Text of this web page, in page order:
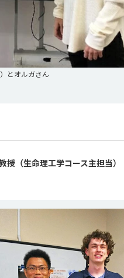
とオルガさん
（生命理工学コース主担当）